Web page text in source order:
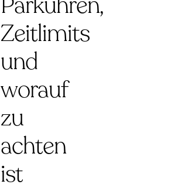
Zeitlimits
und
worauf
zu
achten
ist